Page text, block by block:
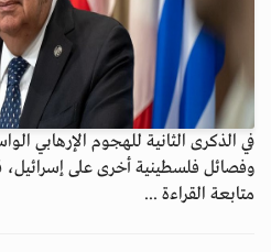
في الذكرى الثانية للهجوم الإرهابي
وفصائل فلسطينية أخرى على إسرائيل،
متابعة القراءة ...